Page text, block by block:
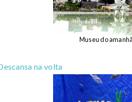
Museu do
na volta